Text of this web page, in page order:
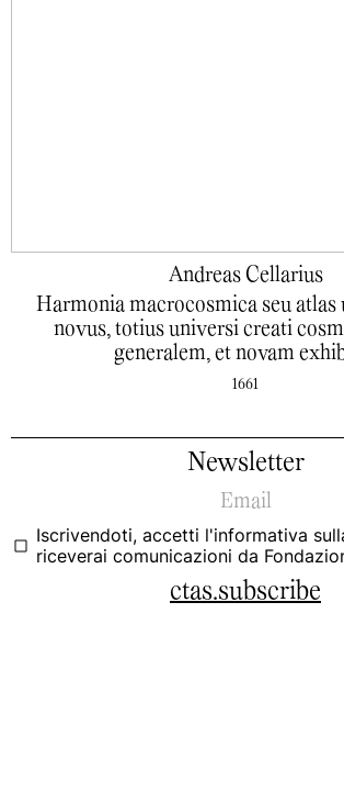
Andreas Cellarius
Harmonia macrocosmica seu atlas
novus, totius universi creati
generalem, et novam
1661
Newsletter
Iscrivendoti, accetti l'informativa
riceverai comunicazioni da
ctas.subscribe